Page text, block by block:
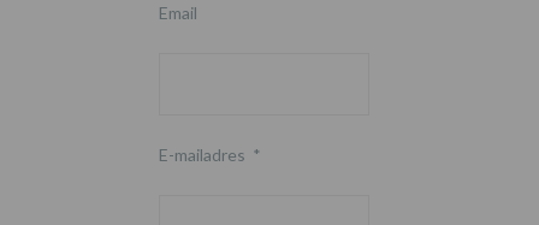
Email
E-mailadres *